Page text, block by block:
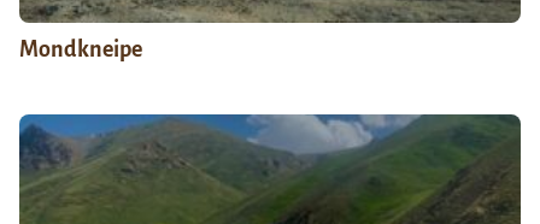
Mondkneipe